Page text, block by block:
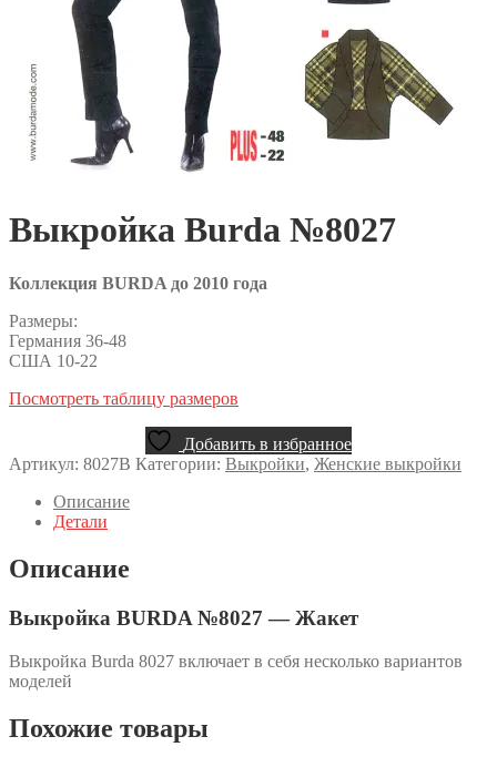
Выкройка Burda №8027
Коллекция BURDA до 2010 года
Размеры:
Германия 36-48
США 10-22
Посмотреть таблицу размеров
Добавить в избранное
Артикул: 8027B Категории: Выкройки, Женские выкройки
Описание
Детали
Описание
Выкройка BURDA №8027 — Жакет
Выкройка Burda 8027 включает в себя несколько вариантов
моделей
Похожие товары